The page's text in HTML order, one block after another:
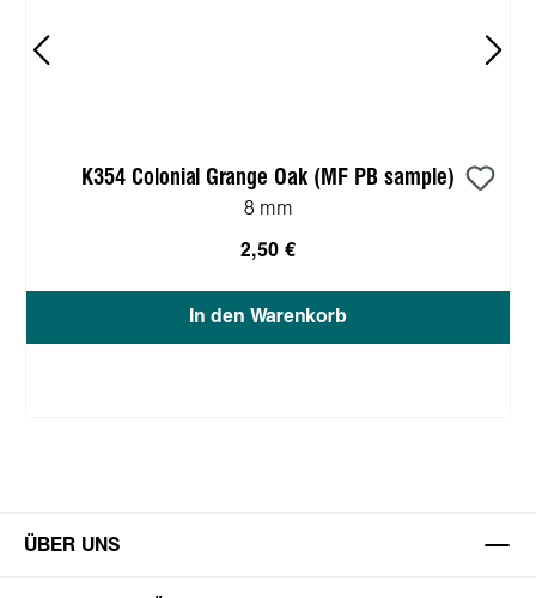
K354 Colonial Grange Oak (MF PB sample)
8 mm
2,50 €
In den Warenkorb
ÜBER UNS